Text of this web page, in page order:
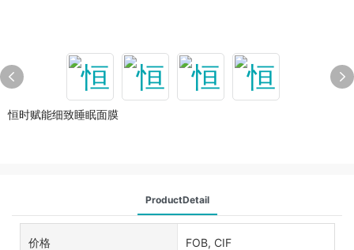
恒时赋能细致睡眠面膜
ProductDetail
价格 FOB, CIF